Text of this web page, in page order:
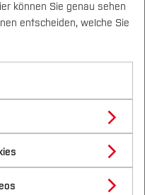
DE|EN Quicklinks
Seite!
Institute of
Neue DLR-
startet
it Circular“:
können Sie genau sehen
entscheiden, welche Sie